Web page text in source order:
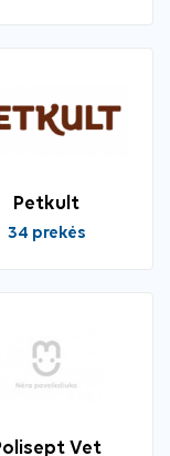
Petkult
34 prekės
Vet